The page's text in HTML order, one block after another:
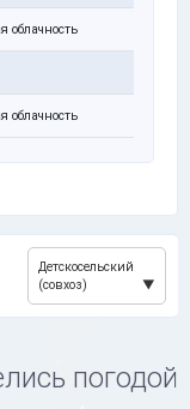
облачность
облачность
Детскосельский
(совхоз)
погодой